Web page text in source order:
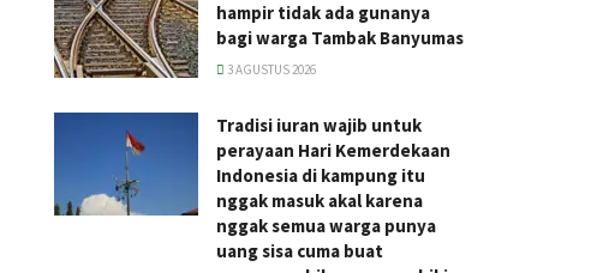
hampir tidak ada gunanya
bagi warga Tambak Banyumas
3 AGUSTUS 2026
Tradisi iuran wajib untuk
perayaan Hari Kemerdekaan
Indonesia di kampung itu
nggak masuk akal karena
nggak semua warga punya
uang sisa cuma buat